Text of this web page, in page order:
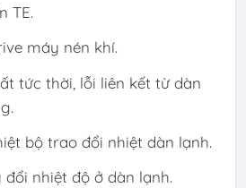
TE.
máy nén khí.
tức thời, lỗi liên kết từ dàn
bộ trao đổi nhiệt dàn lạnh.
đổi nhiệt độ ở dàn lạnh.